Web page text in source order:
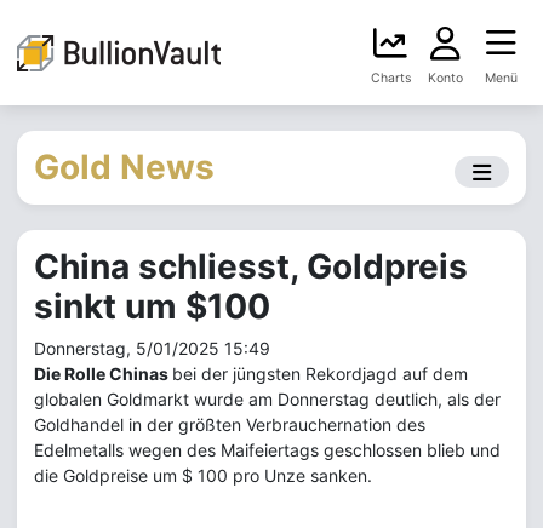
Charts Konto Menü
Gold News
China schliesst, Goldpreis
sinkt um $100
Donnerstag, 5/01/2025 15:49
Die Rolle Chinas bei der jüngsten Rekordjagd auf dem
globalen Goldmarkt wurde am Donnerstag deutlich, als der
Goldhandel in der größten Verbrauchernation des
Edelmetalls wegen des Maifeiertags geschlossen blieb und
die Goldpreise um $ 100 pro Unze sanken.